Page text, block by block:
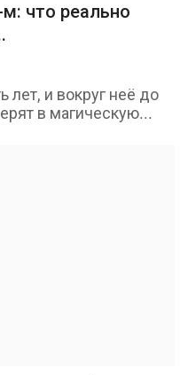
что реально
лет, и вокруг неё до
в магическую...